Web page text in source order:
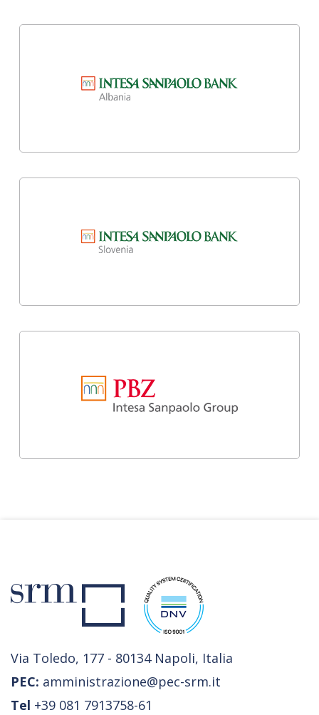
Via Toledo, 177 - 80134 Napoli, Italia
PEC: amministrazione@pec-srm.it
Tel +39 081 7913758-61